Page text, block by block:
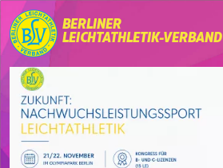
BERLINER
LEICHTATHLETIK-VERBAND